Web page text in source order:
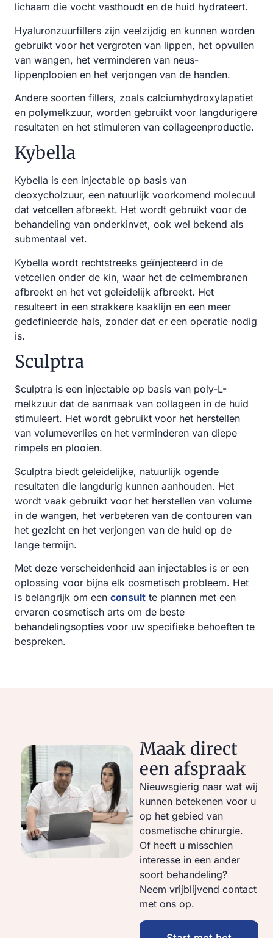
lichaam die vocht vasthoudt en de huid hydrateert.
Hyaluronzuurfillers zijn veelzijdig en kunnen worden
gebruikt voor het vergroten van lippen, het opvullen
van wangen, het verminderen van neus-
lippenplooien en het verjongen van de handen.
Andere soorten fillers, zoals calciumhydroxylapatiet
en polymelkzuur, worden gebruikt voor langdurigere
resultaten en het stimuleren van collageenproductie.
Kybella
Kybella is een injectable op basis van
deoxycholzuur, een natuurlijk voorkomend molecuul
dat vetcellen afbreekt. Het wordt gebruikt voor de
behandeling van onderkinvet, ook wel bekend als
submentaal vet.
Kybella wordt rechtstreeks geïnjecteerd in de
vetcellen onder de kin, waar het de celmembranen
afbreekt en het vet geleidelijk afbreekt. Het
resulteert in een strakkere kaaklijn en een meer
gedefinieerde hals, zonder dat er een operatie nodig
is.
Sculptra
Sculptra is een injectable op basis van poly-L-
melkzuur dat de aanmaak van collageen in de huid
stimuleert. Het wordt gebruikt voor het herstellen
van volumeverlies en het verminderen van diepe
rimpels en plooien.
Sculptra biedt geleidelijke, natuurlijk ogende
resultaten die langdurig kunnen aanhouden. Het
wordt vaak gebruikt voor het herstellen van volume
in de wangen, het verbeteren van de contouren van
het gezicht en het verjongen van de huid op de
lange termijn.
Met deze verscheidenheid aan injectables is er een
oplossing voor bijna elk cosmetisch probleem. Het
is belangrijk om een consult te plannen met een
ervaren cosmetisch arts om de beste
behandelingsopties voor uw specifieke behoeften te
bespreken.
Maak direct
een afspraak
Nieuwsgierig naar wat wij
kunnen betekenen voor u
op het gebied van
cosmetische chirurgie.
Of heeft u misschien
interesse in een ander
soort behandeling?
Neem vrijblijvend contact
met ons op.